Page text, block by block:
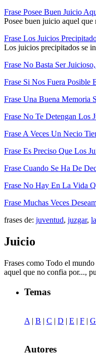
Frase Posee Buen Juicio
Posee buen juicio aquel
Frase Los Juicios
Los juicios precipitados se
Frase No Basta Ser
Frase Si Nos Fuera Posible
Frase Una Buena Memoria
Frase No Te Detengan Los
Frase A Veces Un Necio
Frase Es Preciso Que Los
Frase Cuando Se Ha De
Frase No Hay En La Vida
Frase Muchas Veces
frases de: juventud, juzgar,
Juicio
Frases como Todo el
aquel que no confia por...,
Temas
A | B | C | D | E | F | G
Autores